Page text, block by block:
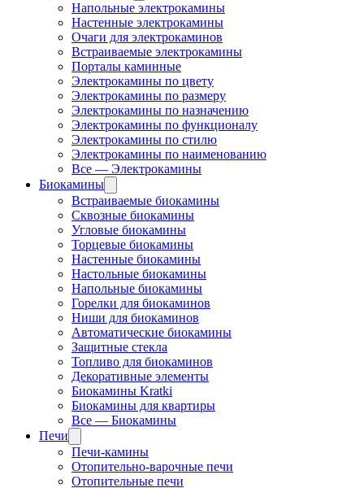
Напольные электрокамины
Настенные электрокамины
Очаги для электрокаминов
Встраиваемые электрокамины
Порталы каминные
Электрокамины по цвету
Электрокамины по размеру
Электрокамины по назначению
Электрокамины по функционалу
Электрокамины по стилю
Электрокамины по наименованию
Все — Электрокамины
Биокамины
Встраиваемые биокамины
Сквозные биокамины
Угловые биокамины
Торцевые биокамины
Настенные биокамины
Настольные биокамины
Напольные биокамины
Горелки для биокаминов
Ниши для биокаминов
Автоматические биокамины
Защитные стекла
Топливо для биокаминов
Декоративные элементы
Биокамины Kratki
Биокамины для квартиры
Все — Биокамины
Печи
Печи-камины
Отопительно-варочные печи
Отопительные печи